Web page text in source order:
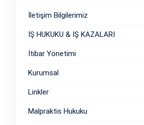
İletişim Bilgilerimiz
İŞ HUKUKU & İŞ KAZALARI
İtibar Yönetimi
Kurumsal
Linkler
Malpraktis Hukuku